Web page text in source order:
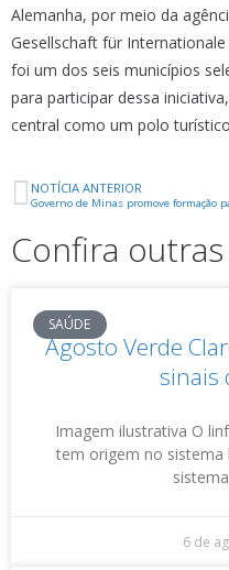
Alemanha, por meio da
Gesellschaft für
foi um dos seis municípios
para participar dessa
central como um polo
NOTÍCIA ANTERIOR
Confira
SAÚDE
Agosto Verde
sinais
Imagem ilustrativa O
tem origem no
6 de